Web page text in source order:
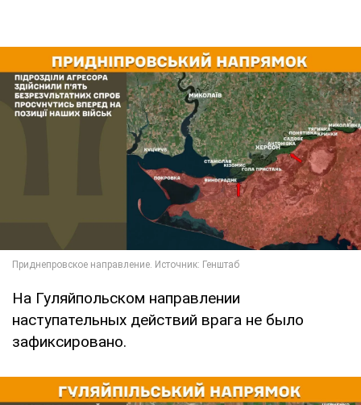
На Гуляйпольском направлении
наступательных действий врага не было
зафиксировано.